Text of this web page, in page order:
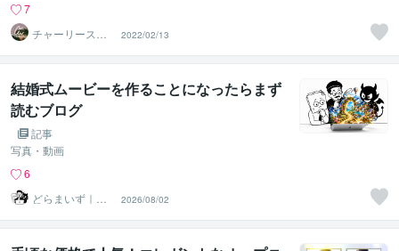
7
チャーリースタ
ジオ
2022/02/13
結婚式ムービーを作ることになったらまず
読むブログ
記事
写真・動画
6
どらまいず｜体
験型ムービー制
作の人
2026/08/02